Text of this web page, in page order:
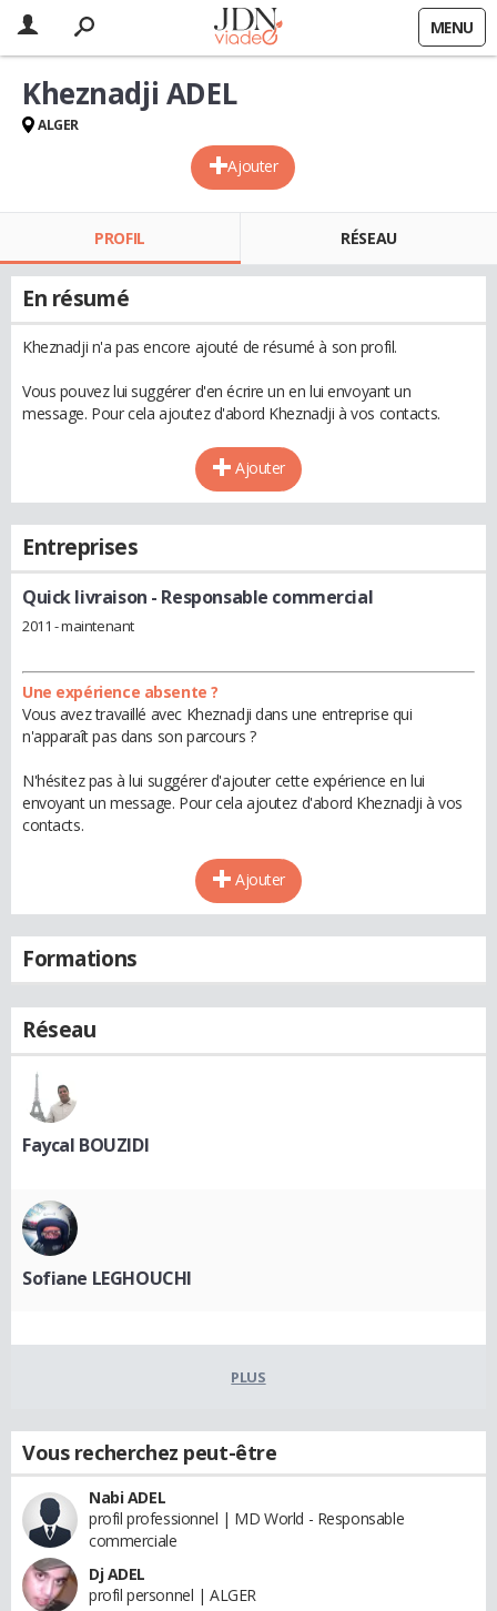
MENU
Ajouter
Kheznadji ADEL
ALGER
PROFIL RÉSEAU
En résumé
Kheznadji n'a pas encore ajouté de résumé à son profil.
Vous pouvez lui suggérer d'en écrire un en lui envoyant un
message. Pour cela ajoutez d'abord Kheznadji à vos contacts.
Ajouter
Entreprises
Quick livraison - Responsable commercial
2011 - maintenant
Une expérience absente ?
Vous avez travaillé avec Kheznadji dans une entreprise qui
n'apparaît pas dans son parcours ?
N'hésitez pas à lui suggérer d'ajouter cette expérience en lui
envoyant un message. Pour cela ajoutez d'abord Kheznadji à vos
contacts.
Ajouter
Formations
Réseau
Faycal BOUZIDI
Sofiane LEGHOUCHI
PLUS
Vous recherchez peut-être
Nabi ADEL
profil professionnel | MD World - Responsable
commerciale
Dj ADEL
profil personnel | ALGER